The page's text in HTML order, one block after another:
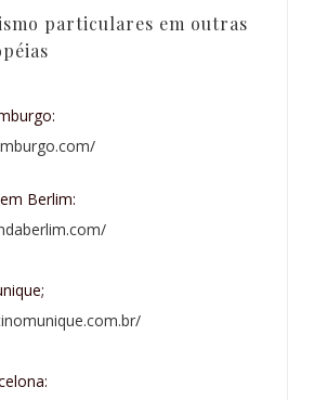
particulares em outras
Berlim: